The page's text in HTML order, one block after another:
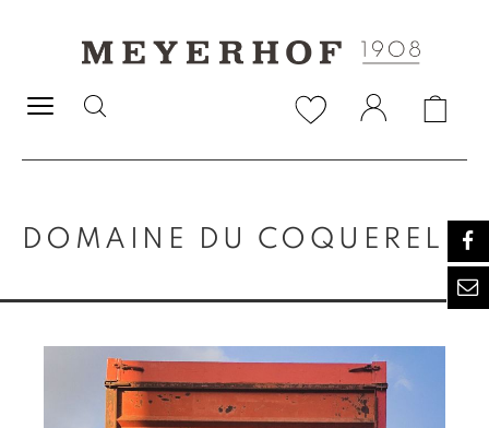
DOMAINE DU COQUEREL